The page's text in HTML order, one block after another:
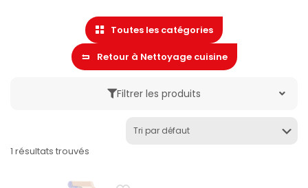
Toutes les catégories
Retour à Nettoyage cuisine
Filtrer les produits
1 résultats trouvés